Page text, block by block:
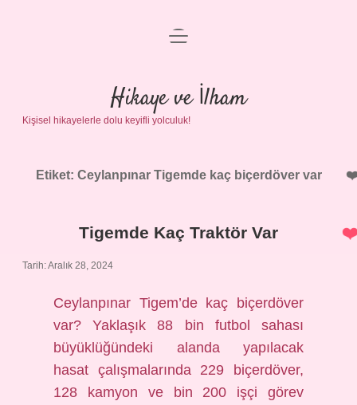
Anasayfa
Gizlilik Politikası
Yasal Uyarı
menüyü
Hikaye ve İlham
Kişisel hikayelerle dolu keyifli yolculuk!
Etiket: Ceylanpınar Tigemde kaç biçerdöver var
Tigemde Kaç Traktör Var
Tarih: Aralık 28, 2024
Ceylanpınar Tigem’de kaç biçerdöver
var? Yaklaşık 88 bin futbol sahası
büyüklüğündeki alanda yapılacak
hasat çalışmalarında 229 biçerdöver,
128 kamyon ve bin 200 işçi görev